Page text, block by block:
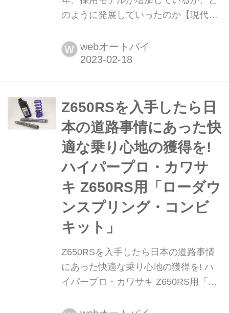
のように発展していったのか【現代バ
ッターモデルまで、近年数多くのスポ
ーツモデルに採用されているのが、日
ントフォーク「SFF-BP」だ。今回は
「SFF-BP」の簡単なヒストリーと、
その特徴を紹介する。文:宮﨑健太郎
W webオートバイ
Z650RSを入手したら日
本の道路事情にあった快
適な乗り心地の獲得を!
ハイパープロ・カワサ
キ Z650RS用「ローダウ
ンスプリング・コンビ
キット」
Z650RSを入手したら日本の道路事情
にあった快適な乗り心地の獲得を! ハ
イパープロ・カワサキ Z650RS用「ロ